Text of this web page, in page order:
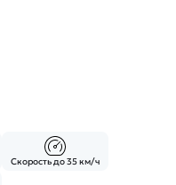
Скорость до 35 км/ч